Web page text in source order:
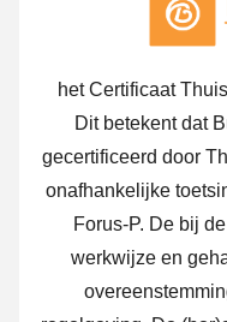
het Certificaat
Dit betekent dat
gecertificeerd door
onafhankelijke
Forus-P. De bij
werkwijze en